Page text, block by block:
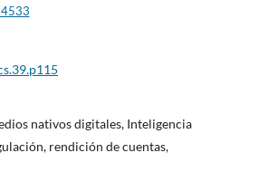
nativos digitales, Inteligencia
rendición de cuentas,